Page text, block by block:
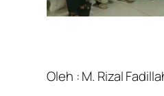
Oleh : M. Rizal